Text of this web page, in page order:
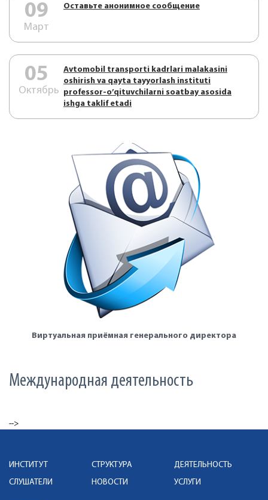
09
Март
Оставьте анонимное сообщение
05
Октябрь
Аvtоmоbil trаnspоrti kаdrlаri mаlаkаsini
оshirish vа qаytа tаyyorlаsh instituti
prоfеssоr-o’qituvchilаrni sоаtbаy аsоsidа
ishgа tаklif etаdi
Виртуальная приёмная генерального директора
Международная деятельность
-->
ИНСТИТУТ СТРУКТУРА
ДЕЯТЕЛЬНОСТЬ
СЛУШАТЕЛИ
НОВОСТИ УСЛУГИ